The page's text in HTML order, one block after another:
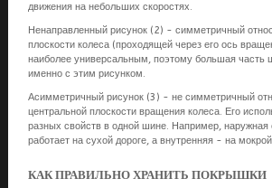
движения на небольших скоростях.
Ненаправленный рисунок (2) - симметричный
плоскости колеса (проходящей через его ось
наиболее универсальным, поэтому большая часть
именно с этим рисунком.
Асимметричный рисунок (3) - не симметричный
центральной плоскости вращения колеса. Его
разных свойств в одной шине. Например,
работает на сухой дороге, а внутренняя - на
КАК ПРАВИЛЬНО ХРАНИТЬ ПОКРЫШКИ